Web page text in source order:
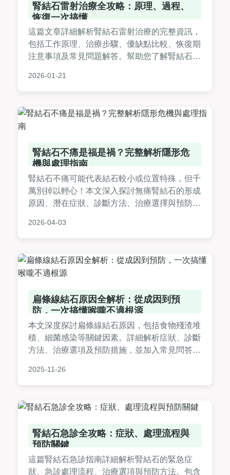
腎結石雷射治療全攻略：原理、過程、
恢復一次搞懂
這篇文章詳細解析腎結石雷射治療的完整資訊，
包括工作原理、治療步驟、優缺點比較、恢復期
注意事項及常見問題解答。幫助您了解腎結石雷
到術後護理全覆蓋。
2026-01-21
腎結石不痛是福是禍？完整解析隱形危
機與處理指南
腎結石不痛可能代表結石較小或位置特殊，但千
萬別掉以輕心！本文深入探討無痛腎結石的形成
原因、潛在症狀、診斷方法、治療選擇與預防措
解如何應對這種隱形健康危機。
2026-04-03
扁條線結石原因全解析：從成因到預
防，一次搞懂喉嚨不適根源
本文深度探討扁條線結石原因，包括食物殘渣堆
積、細菌感染等關鍵因素。詳細解析症狀、診斷
方法、治療選項及預防措施，並加入常見問答，
不適問題。內容基於醫學知識和個人經驗，實用
2025-11-26
腎結石急診全攻略：症狀、處理流程與
預防關鍵
這篇腎結石急診指南詳細解析腎結石的緊急症
狀、急診處理流程、治療選項與預防方法。包含